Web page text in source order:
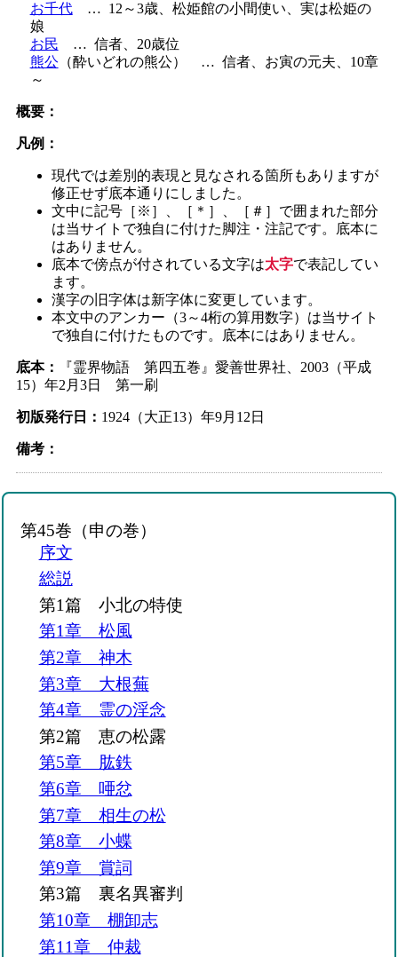
お千代
… 12～3歳、松姫館の小間使い、実は松姫の
娘
お民
… 信者、20歳位
熊公（酔いどれの熊公） … 信者、お寅の元夫、10章
～
概要：
凡例：
現代では差別的表現と見なされる箇所もありますが
修正せず底本通りにしました。
文中に記号［※］、［＊］、［＃］で囲まれた部分
は当サイトで独自に付けた脚注・注記です。底本に
はありません。
底本で傍点が付されている文字は太字で表記してい
ます。
漢字の旧字体は新字体に変更しています。
本文中のアンカー（3～4桁の算用数字）は当サイト
で独自に付けたものです。底本にはありません。
底本：
『霊界物語 第四五巻』愛善世界社、2003（平成
15）年2月3日 第一刷
初版発行日： 1924（大正13）年9月12日
備考：
第45巻（申の巻）
序文
総説
第1篇 小北の特使
第1章 松風
第2章 神木
第3章 大根蕪
第4章 霊の淫念
第2篇 恵の松露
第5章 肱鉄
第6章 唖忿
第7章 相生の松
第8章 小蝶
第9章 賞詞
第3篇 裏名異審判
第10章 棚卸志
第11章 仲裁